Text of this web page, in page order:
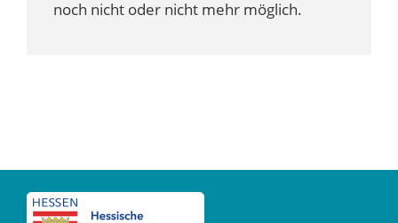
noch nicht oder nicht mehr möglich.